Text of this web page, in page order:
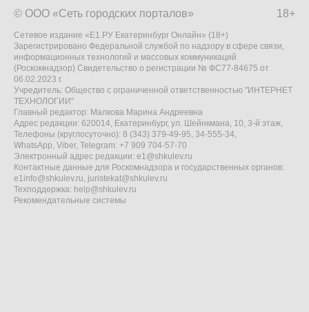
18+
© ООО «Сеть городских порталов»
Сетевое издание «Е1.РУ Екатеринбург Онлайн» (18+)
Зарегистрировано Федеральной службой по надзору в сфере связи,
информационных технологий и массовых коммуникаций
(Роскомнадзор) Свидетельство о регистрации № ФС77-84675 от
06.02.2023 г.
Учредитель: Общество с ограниченной ответственностью "ИНТЕРНЕТ
ТЕХНОЛОГИИ"
Главный редактор: Малкова Марина Андреевна
Адрес редакции: 620014, Екатеринбург, ул. Шейнкмана, 10, 3-й этаж,
Телефоны (круглосуточно): 8 (343) 379-49-95, 34-555-34,
WhatsApp, Viber, Telegram: +7 909 704-57-70
Электронный адрес редакции: e1@shkulev.ru
Контактные данные для Роскомнадзора и государственных органов:
e1info@shkulev.ru, juristekat@shkulev.ru
Техподдержка: help@shkulev.ru
Рекомендательные системы